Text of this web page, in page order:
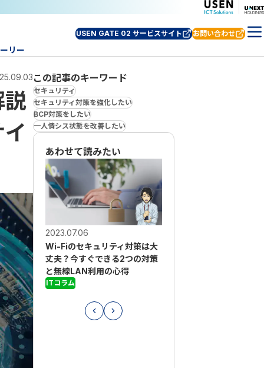
USEN GATE 02 サービスサイト お問い合わせ
リー
この記事のキーワード
セキュリティ
セキュリティ対策を強化したい
BCP対策をしたい
一人情シス状態を改善したい
あわせて読みたい
2023.07.06
Wi-Fiのセキュリティ対策は大
丈夫？今すぐできる2つの対策
と無線LAN利用の心得
ITコラム